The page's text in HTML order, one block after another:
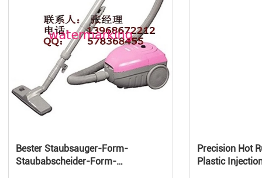
Bester Staubsauger-Form-
Staubabscheider-Form-
Precision Hot
Plastic